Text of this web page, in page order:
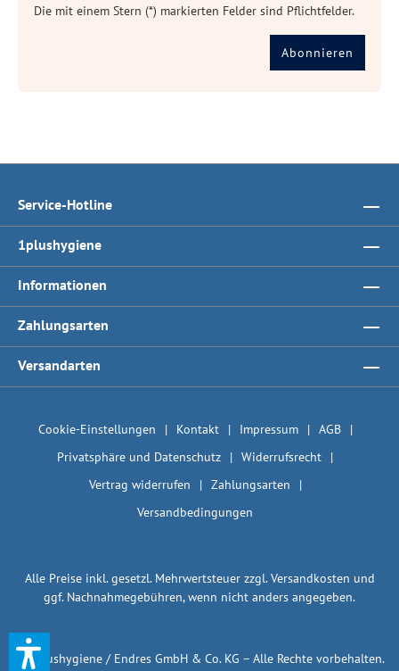
Die mit einem Stern (*) markierten Felder sind Pflichtfelder.
Abonnieren
Service-Hotline
1plushygiene
Informationen
Zahlungsarten
Versandarten
Cookie-Einstellungen Kontakt Impressum
AGB
Privatsphäre und Datenschutz
Widerrufsrecht
Vertrag widerrufen
Zahlungsarten
Versandbedingungen
Alle Preise inkl. gesetzl. Mehrwertsteuer zzgl.Versandkosten und
ggf. Nachnahmegebühren, wenn nicht anders angegeben.
© 1plushygiene / Endres GmbH & Co. KG – Alle Rechte vorbehalten.